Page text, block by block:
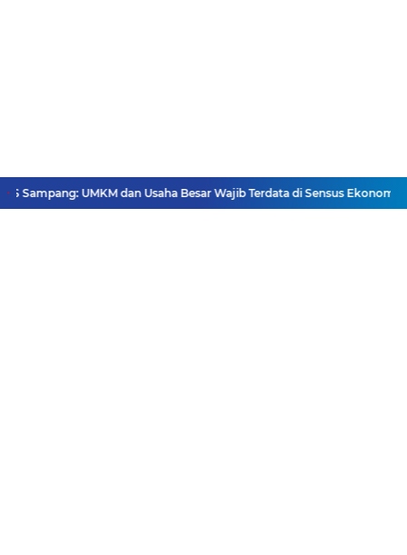
Sampang: UMKM dan Usaha Besar Wajib Terdata di Sensus Ekonomi